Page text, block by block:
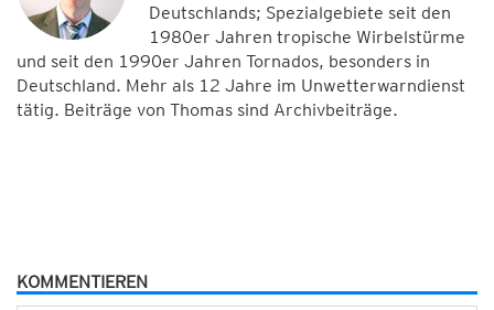
Deutschlands; Spezialgebiete seit den
1980er Jahren tropische Wirbelstürme
und seit den 1990er Jahren Tornados, besonders in
Deutschland. Mehr als 12 Jahre im Unwetterwarndienst
tätig. Beiträge von Thomas sind Archivbeiträge.
KOMMENTIEREN